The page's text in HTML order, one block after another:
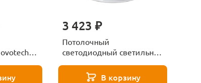
3 423 ₽
Потолочный
светодиодный светильник
белый
В корзину